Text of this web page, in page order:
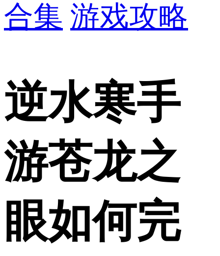
合集 游戏攻略
逆水寒手
游苍龙之
眼如何完